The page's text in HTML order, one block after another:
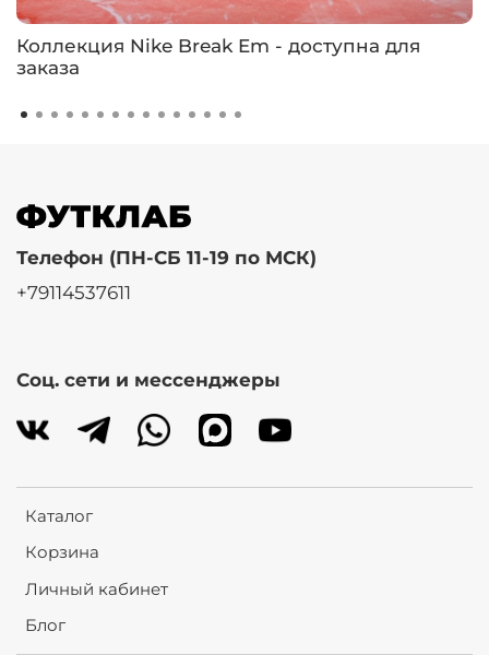
Коллекция Nike Break Em - доступна для
заказа
Каталог
Корзина
Личный кабинет
Блог
Телефон (ПН-СБ 11-19 по МСК)
+79114537611
Соц. сети и мессенджеры